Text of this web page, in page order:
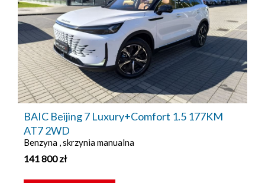
BAIC Beijing 7 Luxury+Comfort 1.5 177KM
AT7 2WD
Benzyna , skrzynia manualna
141 800zł